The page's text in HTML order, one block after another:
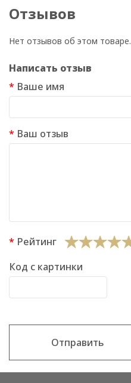
Отзывов
Нет отзывов об этом товаре.
Написать отзыв
Ваше имя
Ваш отзыв
Рейтинг
Код с картинки
Отправить